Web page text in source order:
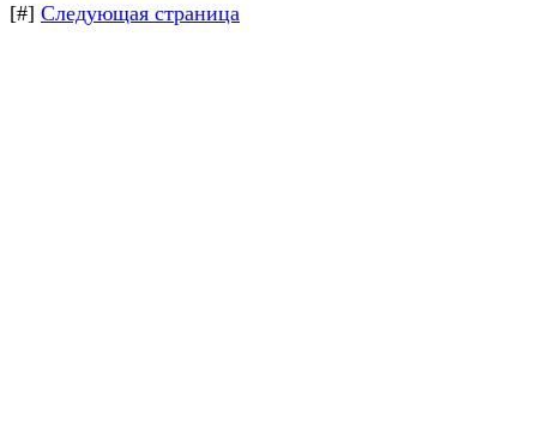
[#] Следующая страница